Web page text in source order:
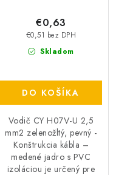
Skladom
€0,51 bez DPH
€0,63
DO KOŠÍKA
Vodič CY H07V-U 2,5
mm2 zelenožltý, pevný -
Konštrukcia kábla –
medené jadro s PVC
izoláciou je určený pre